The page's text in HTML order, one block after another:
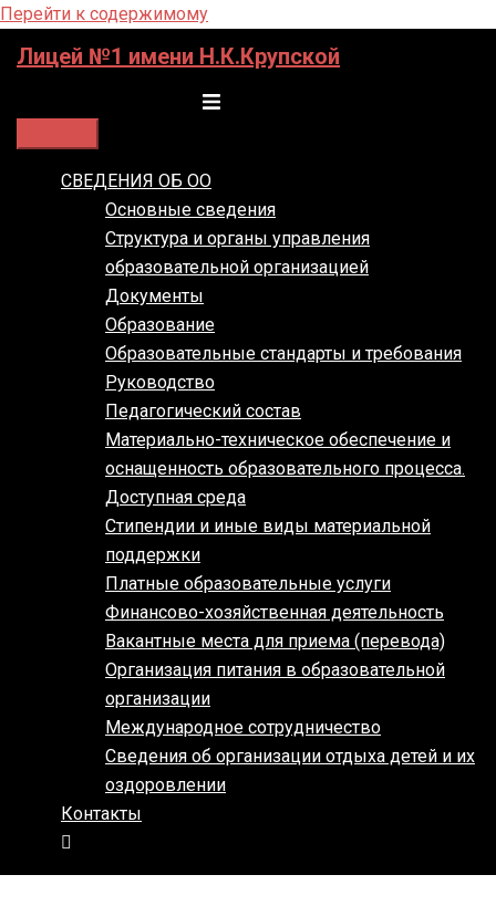
Перейти к содержимому
Лицей №1 имени Н.К.Крупской
СВЕДЕНИЯ ОБ ОО
Основные сведения
Структура и органы управления
образовательной организацией
Документы
Образование
Образовательные стандарты и требования
Руководство
Педагогический состав
Материально-техническое обеспечение и
оснащенность образовательного процесса.
Доступная среда
Стипендии и иные виды материальной
поддержки
Платные образовательные услуги
Финансово-хозяйственная деятельность
Вакантные места для приема (перевода)
Организация питания в образовательной
организации
Международное сотрудничество
Сведения об организации отдыха детей и их
оздоровлении
Контакты